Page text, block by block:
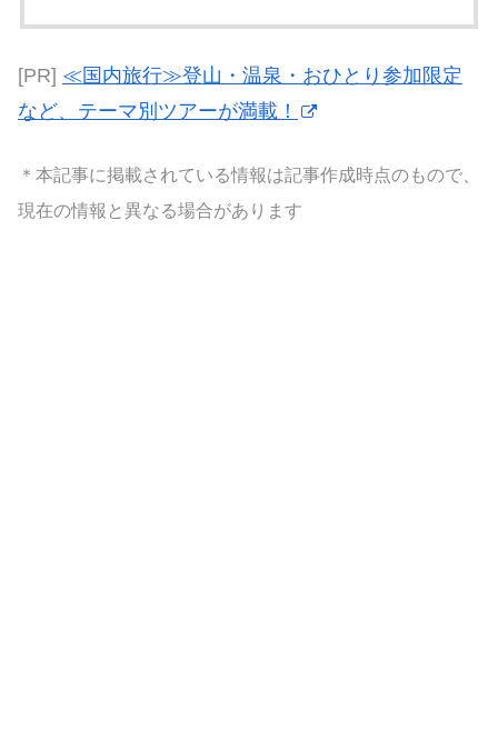
[PR] ≪国内旅行≫登山・温泉・おひとり参加限定
など、テーマ別ツアーが満載！
＊本記事に掲載されている情報は記事作成時点のもので、
現在の情報と異なる場合があります